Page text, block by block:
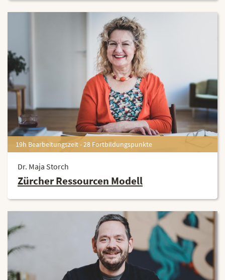
19h Bearbeitungszeit - 28 Fortbildungspunkte
Dr. Maja Storch
Zürcher Ressourcen Modell